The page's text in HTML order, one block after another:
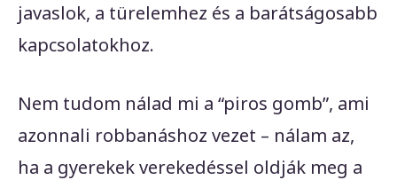
javaslok, a türelemhez és a barátságosabb
kapcsolatokhoz.
Nem tudom nálad mi a “piros gomb”, ami
azonnali robbanáshoz vezet – nálam az,
ha a gyerekek verekedéssel oldják meg a